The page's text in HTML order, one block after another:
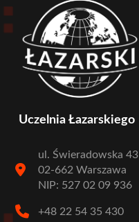
Uczelnia Łazarskiego
ul. Świeradowska 43
02-662 Warszawa
NIP: 527 02 09 936
+48 22 54 35 430